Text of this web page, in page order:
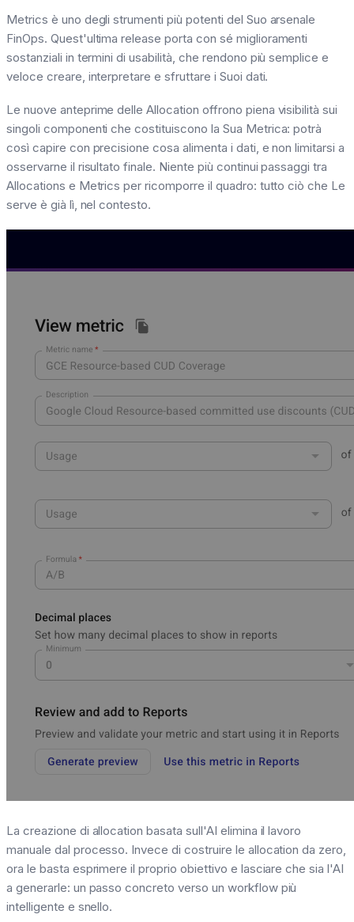
Metrics è uno degli strumenti più potenti del Suo arsenale
FinOps. Quest'ultima release porta con sé miglioramenti
sostanziali in termini di usabilità, che rendono più semplice e
veloce creare, interpretare e sfruttare i Suoi dati.
Le nuove anteprime delle Allocation offrono piena visibilità sui
singoli componenti che costituiscono la Sua Metrica: potrà
così capire con precisione cosa alimenta i dati, e non limitarsi a
osservarne il risultato finale. Niente più continui passaggi tra
Allocations e Metrics per ricomporre il quadro: tutto ciò che Le
serve è già lì, nel contesto.
La creazione di allocation basata sull'AI elimina il lavoro
manuale dal processo. Invece di costruire le allocation da zero,
ora le basta esprimere il proprio obiettivo e lasciare che sia l'AI
a generarle: un passo concreto verso un workflow più
intelligente e snello.